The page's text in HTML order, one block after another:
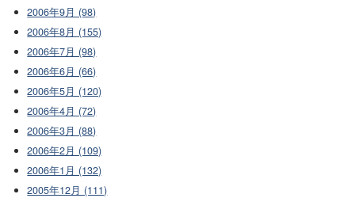
2006年9月 (98)
2006年8月 (155)
2006年7月 (98)
2006年6月 (66)
2006年5月 (120)
2006年4月 (72)
2006年3月 (88)
2006年2月 (109)
2006年1月 (132)
2005年12月 (111)